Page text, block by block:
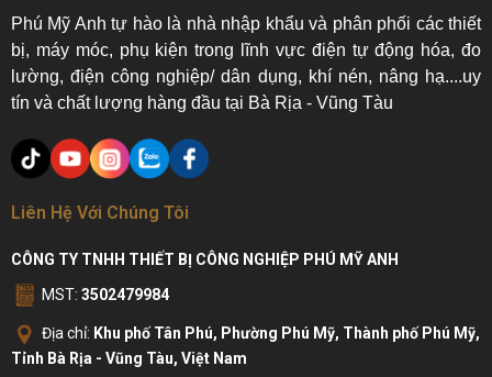
Phú Mỹ Anh tự hào là nhà nhập khẩu và phân phối các thiết
bị, máy móc, phụ kiện trong lĩnh vực điện tự động hóa, đo
lường, điện công nghiệp/ dân dụng, khí nén, nâng hạ....uy
tín và chất lượng hàng đầu tại Bà Rịa - Vũng Tàu
Liên Hệ Với Chúng Tôi
CÔNG TY TNHH THIẾT BỊ CÔNG NGHIỆP PHÚ MỸ ANH
MST: 3502479984
Địa chỉ: Khu phố Tân Phú, Phường Phú Mỹ, Thành phố Phú Mỹ,
Tỉnh Bà Rịa - Vũng Tàu, Việt Nam